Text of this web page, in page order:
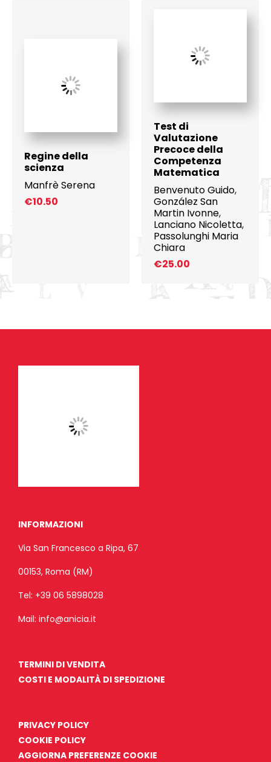
Regine della
scienza
Manfrè Serena
€10.50
Test di
Valutazione
Precoce della
Competenza
Matematica
Benvenuto Guido,
González San
Martin Ivonne,
Lanciano Nicoletta,
Passolunghi Maria
Chiara
€25.00
INFORMAZIONI
Via San Francesco a Ripa, 67
00153, Roma (RM)
Tel: +39 06 5898028
Mail: info@anicia.it
TERMINI DI VENDITA
COSTI E MODALITÀ DI SPEDIZIONE
PRIVACY POLICY
COOKIE POLICY
AGGIORNA PREFERENZE COOKIE